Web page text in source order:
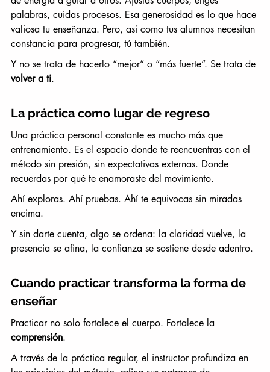
palabras, cuidas procesos. Esa generosidad es lo que hace
valiosa tu enseñanza. Pero, así como tus alumnos necesitan
constancia para progresar, tú también.
Y no se trata de hacerlo “mejor” o “más fuerte”. Se trata de
volver a ti.
La práctica como lugar de regreso
Una práctica personal constante es mucho más que
entrenamiento. Es el espacio donde te reencuentras con el
método sin presión, sin expectativas externas. Donde
recuerdas por qué te enamoraste del movimiento.
Ahí exploras. Ahí pruebas. Ahí te equivocas sin miradas
encima.
Y sin darte cuenta, algo se ordena: la claridad vuelve, la
presencia se afina, la confianza se sostiene desde adentro.
Cuando practicar transforma la forma de
enseñar
Practicar no solo fortalece el cuerpo. Fortalece la
comprensión.
A través de la práctica regular, el instructor profundiza en